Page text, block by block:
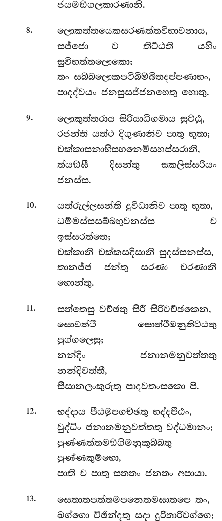
ජයමඞ්ගලකාරණානි.
8.
ලොකත්තයෙකසරණත්තවිභාවනාය,
සජ්ජො ව තිට්ඨති යහිං
සුවිභත්තලොකො;
තං සබ්බලොකපටිබිම්බිතදප්පණාභං,
පාදද්වයං ජනසුසජ්ජනහෙතු හොතු.
9.
ලොකුත්තරාය සිරියාධිගමාය සුට්ඨු,
රජන්ති යත්ථ දිගුණානිව පාතු භූතා;
චක්කාසනාභිසහනෙමිසහස්සරානි,
ත්යඞ්ඝී දිසන්තු සකලිස්සරියං
ජනස්ස.
10.
යත්රුල්ලසන්ති දුවිධානිව පාතූ භූතා,
ධම්මස්සසබ්බභුවනස්ස ච
ඉස්සරත්තෙ;
චක්කානි චක්කසදිසානි සුදස්සනස්ස,
තානජ්ජ ජන්තු සරණා චරණානි
හොන්තු.
11.
සත්තෙසු වච්ඡතු සිරී සිරිවච්ඡකෙන,
සොවත්ථි සොත්ථිමනුතිට්ඨතු
පුග්ගලෙසු;
නන්දිං ජනානමනුවත්තතු
නන්දිවත්තී,
සීසානලංකුරුතු පාදවතංසකො පි.
12.
භද්දාය පීඨමුපගච්ඡතු භද්දපීඨං,
වුද්ධිං ජනානමනුවත්තතු වද්ධමානං;
පුණ්ණත්තමඞ්ගිමනුකුබ්බතු
පුණ්ණකුම්භො,
පාති ච පාතු සතතං ජනතං අපායා.
13.
සෙතාතපත්තමපනෙතමඝාතපෙ තං,
ඛග්ගො විඡින්දතු සදා දුරිතාරිවග්ගෙ;